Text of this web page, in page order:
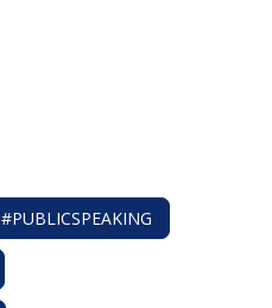
#PUBLICSPEAKING